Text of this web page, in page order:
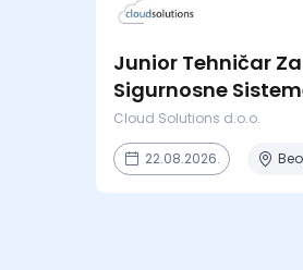
Junior Tehničar
Sigurnosne
Cloud Solutions d.o.o.
22.08.2026.